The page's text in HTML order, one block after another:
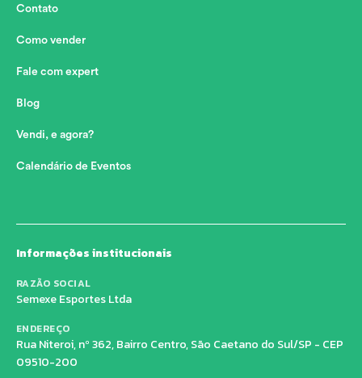
Contato
Como vender
Fale com expert
Blog
Vendi, e agora?
Calendário de Eventos
Informações institucionais
RAZÃO SOCIAL
Semexe Esportes Ltda
ENDEREÇO
Rua Niteroi, nº 362, Bairro Centro, São Caetano do Sul/SP - CEP
09510-200